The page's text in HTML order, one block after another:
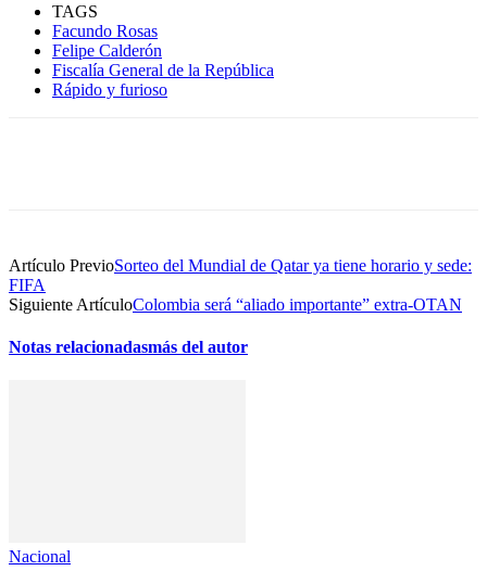
TAGS
Facundo Rosas
Felipe Calderón
Fiscalía General de la República
Rápido y furioso
Artículo PrevioSorteo del Mundial de Qatar ya tiene horario y sede:
FIFA
Siguiente ArtículoColombia será “aliado importante” extra-OTAN
Notas relacionadasmás del autor
Nacional